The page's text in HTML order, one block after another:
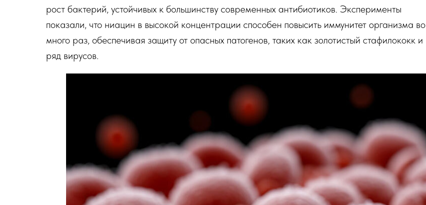
рост бактерий, устойчивых к большинству современных антибиотиков. Эксперименты
показали, что ниацин в высокой концентрации способен повысить иммунитет организма во
много раз, обеспечивая защиту от опасных патогенов, таких как золотистый стафилококк и
ряд вирусов.